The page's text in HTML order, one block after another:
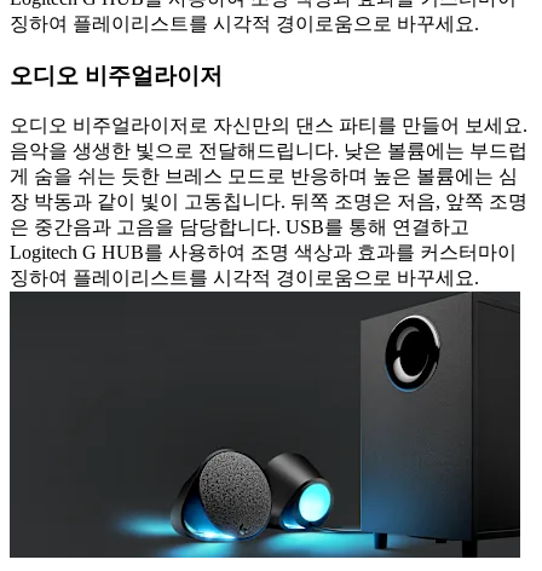
징하여 플레이리스트를 시각적 경이로움으로 바꾸세요.
오디오 비주얼라이저
오디오 비주얼라이저로 자신만의 댄스 파티를 만들어 보세요.
음악을 생생한 빛으로 전달해드립니다. 낮은 볼륨에는 부드럽
게 숨을 쉬는 듯한 브레스 모드로 반응하며 높은 볼륨에는 심
장 박동과 같이 빛이 고동칩니다. 뒤쪽 조명은 저음, 앞쪽 조명
은 중간음과 고음을 담당합니다. USB를 통해 연결하고
Logitech G HUB를 사용하여 조명 색상과 효과를 커스터마이
징하여 플레이리스트를 시각적 경이로움으로 바꾸세요.